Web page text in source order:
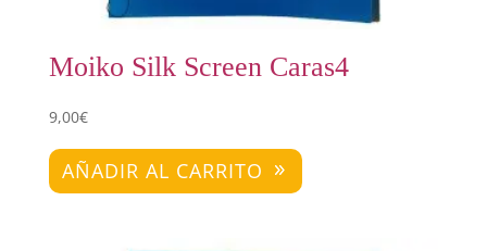
Moiko Silk Screen Caras4
9,00€
AÑADIR AL CARRITO